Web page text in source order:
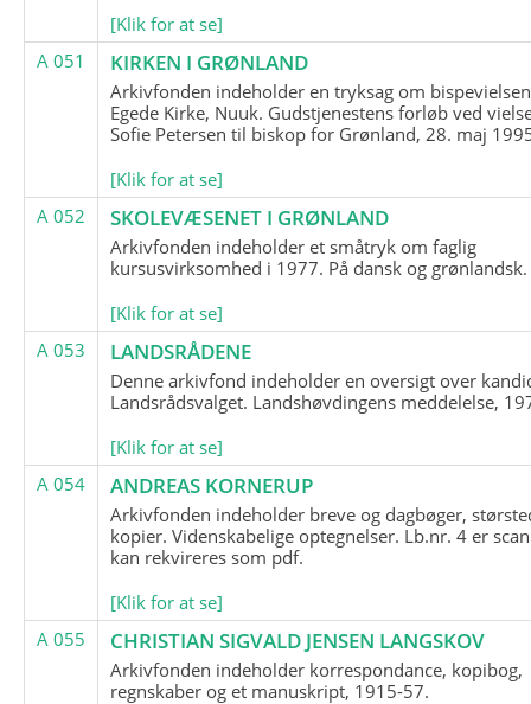
[Klik for at se]
A 051
KIRKEN I GRØNLAND
Arkivfonden indeholder en tryksag om
Egede Kirke, Nuuk. Gudstjenestens forløb ved
Sofie Petersen til biskop for Grønland, 28. maj
[Klik for at se]
A 052
SKOLEVÆSENET I GRØNLAND
Arkivfonden indeholder et småtryk om faglig
kursusvirksomhed i 1977. På dansk og grønlandsk.
[Klik for at se]
A 053
LANDSRÅDENE
Denne arkivfond indeholder en oversigt over
Landsrådsvalget. Landshøvdingens meddelelse,
[Klik for at se]
A 054
ANDREAS KORNERUP
Arkivfonden indeholder breve og dagbøger,
kopier. Videnskabelige optegnelser. Lb.nr. 4 er
kan rekvireres som pdf.
[Klik for at se]
A 055
CHRISTIAN SIGVALD JENSEN LANGSKOV
Arkivfonden indeholder korrespondance, kopibog,
regnskaber og et manuskript, 1915-57.